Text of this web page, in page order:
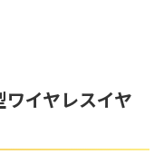
ワイヤレスイヤ